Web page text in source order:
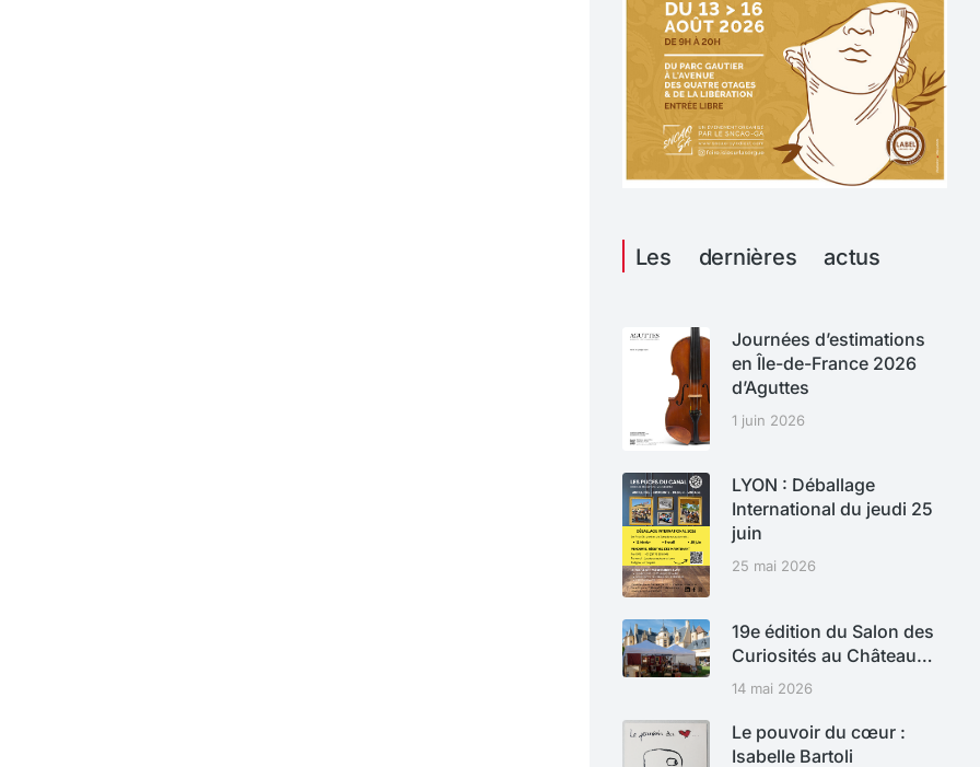
Les dernières actus
Journées d’estimations
en Île-de-France 2026
d’Aguttes
1 juin 2026
LYON : Déballage
International du jeudi 25
juin
25 mai 2026
19e édition du Salon des
Curiosités au Château…
14 mai 2026
Le pouvoir du cœur :
Isabelle Bartoli